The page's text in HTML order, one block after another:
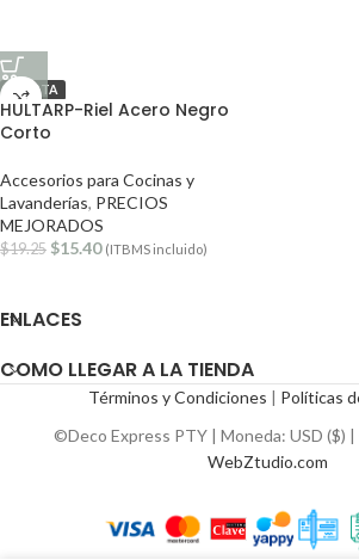
OFERTA
HULTARP-Riel Acero Negro
Corto
Accesorios para Cocinas y
Lavanderías, PRECIOS
MEJORADOS
$19.25 $15.40 (ITBMS incluido)
ENLACES
COMO LLEGAR A LA TIENDA
Términos y Condiciones | Políticas
©Deco Express PTY | Moneda: USD ($)
WebZtudio.com